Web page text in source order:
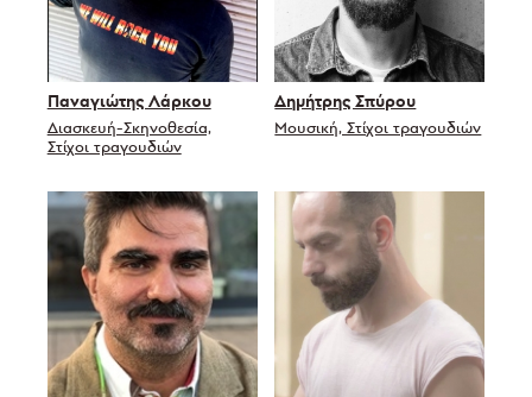
Παναγιώτης Λάρκου
Διασκευή-Σκηνοθεσία,
Στίχοι τραγουδιών
Δημήτρης Σπύρου
Μουσική, Στίχοι τραγουδιών